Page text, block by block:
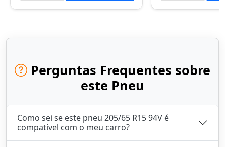
Perguntas Frequentes sobre
este Pneu
Como sei se este pneu 205/65 R15 94V é
compatível com o meu carro?